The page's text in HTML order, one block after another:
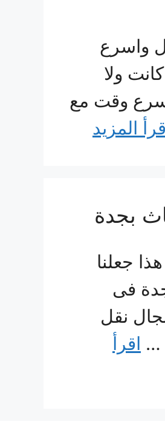
واسرع
ولا
وقت مع
المزيد
جعلنا
فى
نقل
… اقرأ